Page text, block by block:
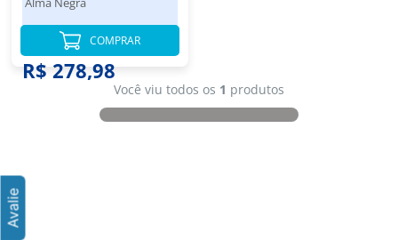
R$ 278,98
COMPRAR
Você viu todos os 1 produtos